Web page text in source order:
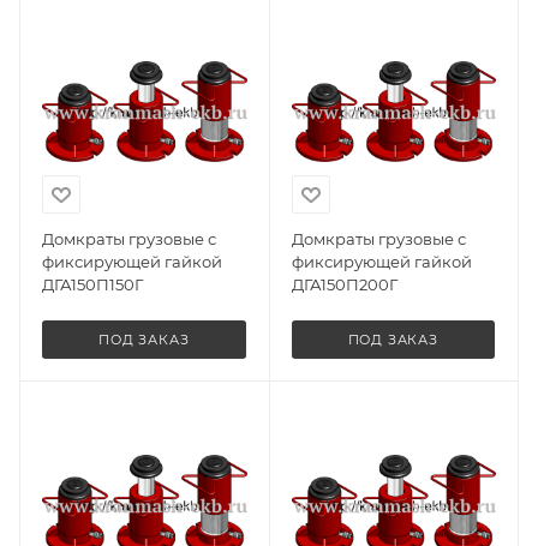
Домкраты грузовые с
фиксирующей гайкой
ДГА150П150Г
ПОД ЗАКАЗ
Домкраты грузовые с
фиксирующей гайкой
ДГА150П200Г
ПОД ЗАКАЗ